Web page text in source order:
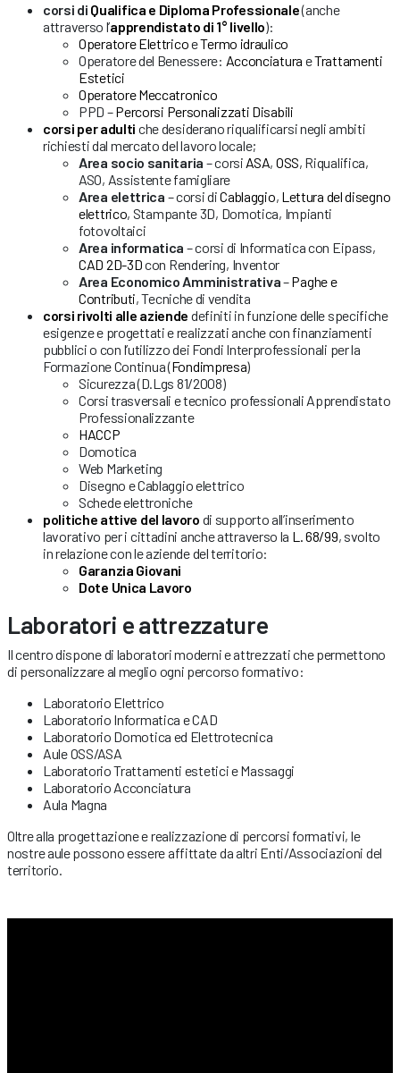
corsi di Qualifica e Diploma Professionale(anche
attraverso l’apprendistato di 1° livello):
Operatore ElettricoeTermo idraulico
Operatore del Benessere: Acconciatura eTrattamenti
Estetici
Operatore Meccatronico
PPD –Percorsi Personalizzati Disabili
corsi per adulti che desiderano riqualificarsi negli ambiti
richiesti dal mercato del lavoro locale;
Area socio sanitaria – corsi ASA, OSS, Riqualifica,
ASO, Assistente famigliare
Area elettrica – corsi diCablaggio, Lettura del disegno
elettrico, Stampante 3D, Domotica, Impianti
fotovoltaici
Area informatica – corsi di Informatica con Eipass,
CAD 2D-3Dcon Rendering, Inventor
Area Economico Amministrativa–Paghe e
Contributi, Tecniche di vendita
corsi rivolti alle aziende definiti in funzione delle specifiche
esigenze e progettati e realizzati anche con finanziamenti
pubblici o con l’utilizzo dei Fondi Interprofessionali per la
Formazione Continua (Fondimpresa)
Sicurezza (D.Lgs 81/2008)
Corsi trasversali e tecnico professionali Apprendistato
Professionalizzante
HACCP
Domotica
Web Marketing
Disegno e Cablaggio elettrico
Schede elettroniche
politiche attive del lavoro di supporto all’inserimento
lavorativo per i cittadini anche attraverso la L. 68/99, svolto
in relazione con le aziende del territorio:
Garanzia Giovani
Dote Unica Lavoro
Laboratori e attrezzature
Il centro dispone di laboratori moderni e attrezzati che permettono
di personalizzare al meglio ogni percorso formativo:
Laboratorio Elettrico
Laboratorio Informatica e CAD
Laboratorio Domotica ed Elettrotecnica
Aule OSS/ASA
Laboratorio Trattamenti estetici e Massaggi
Laboratorio Acconciatura
Aula Magna
Oltre alla progettazione e realizzazione di percorsi formativi, le
nostre aule possono essere affittate da altri Enti/Associazioni del
territorio.